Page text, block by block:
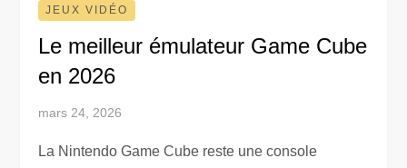
JEUX VIDÉO
Le meilleur émulateur Game Cube
en 2026
mars 24, 2026
La Nintendo Game Cube reste une console